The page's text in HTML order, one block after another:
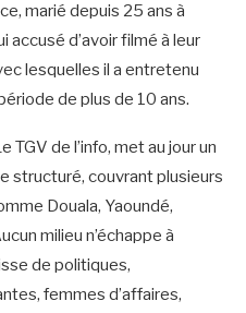
marié depuis 25 ans à
accusé d’avoir filmé à leur
lesquelles il a entretenu
de plus de 10 ans.
TGV de l’info, met au jour un
structuré, couvrant plusieurs
Douala, Yaoundé,
milieu n’échappe à
de politiques,
femmes d’affaires,